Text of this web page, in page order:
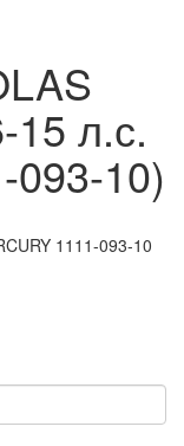
15 л.с.
093-10)
1111-093-10